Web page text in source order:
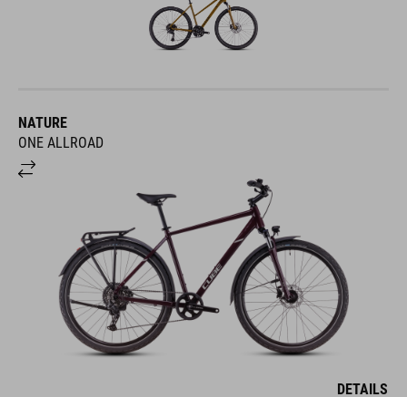
NATURE
ONE ALLROAD
DETAILS